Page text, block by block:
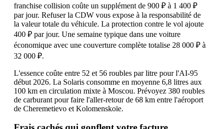
franchise collision coûte un supplément de 900 ₽ à 1 400 ₽
par jour. Refuser la CDW vous expose à la responsabilité de
la valeur totale du véhicule. La protection contre le vol ajoute
400 ₽ par jour. Une semaine typique dans une voiture
économique avec une couverture complète totalise 28 000 ₽ à
32 000 ₽.
L'essence coûte entre 52 et 56 roubles par litre pour l'AI-95
début 2026. La Solaris consomme en moyenne 6,8 litres aux
100 km en circulation mixte à Moscou. Prévoyez 380 roubles
de carburant pour faire l'aller-retour de 68 km entre l'aéroport
de Cheremetievo et Kolomenskoïe.